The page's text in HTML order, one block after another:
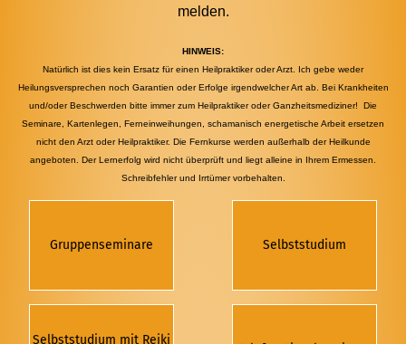
melden.
HINWEIS:
Natürlich ist dies kein Ersatz für einen Heilpraktiker oder Arzt.
Ich gebe weder
Heilungsversprechen noch Garantien oder Erfolge irgendwelcher Art ab. Bei Krankheiten
und/oder Beschwerden bitte immer zum Heilpraktiker oder Ganzheitsmediziner! Die
Seminare, Kartenlegen, Ferneinweihungen, schamanisch energetische Arbeit ersetzen
nicht den Arzt oder Heilpraktiker. Die Fernkurse werden außerhalb der Heilkunde
angeboten. Der Lernerfolg wird nicht überprüft und liegt alleine in Ihrem Ermessen.
Schreibfehler und Irrtümer vorbehalten.
Gruppenseminare Selbststudium
Selbststudium mit Reiki